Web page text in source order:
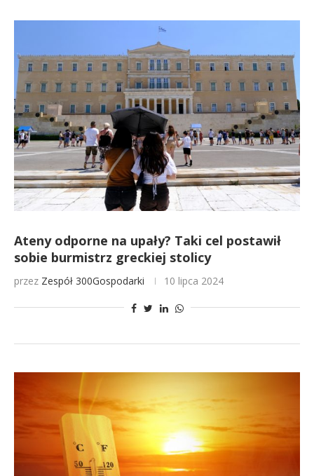
Ateny odporne na upały? Taki cel postawił
sobie burmistrz greckiej stolicy
przez Zespół 300Gospodarki 10 lipca 2024